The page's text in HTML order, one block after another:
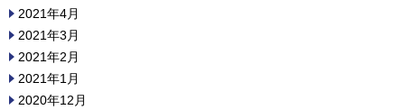
2021年4月
2021年3月
2021年2月
2021年1月
2020年12月